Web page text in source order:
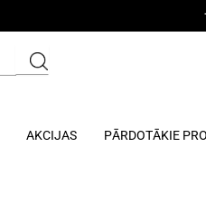
AKCIJAS PĀRDOTĀKIE